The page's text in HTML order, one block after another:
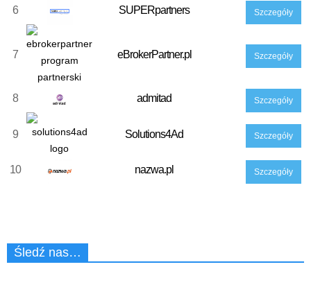
6 SUPERpartners Szczegóły
7 eBrokerPartner.pl Szczegóły
8 admitad Szczegóły
9 Solutions4Ad Szczegóły
10 nazwa.pl Szczegóły
Śledź nas…